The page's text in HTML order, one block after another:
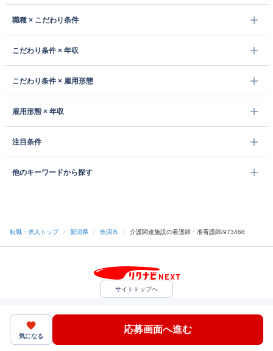
職種 × こだわり条件
こだわり条件 × 年収
こだわり条件 × 雇用形態
雇用形態 × 年収
注目条件
他のキーワードから探す
転職・求人トップ / 新潟県 / 魚沼市 / 介護関連施設の看護師・准看護師/973468
気になる
応募画面へ進む
サイトトップへ
中途採用をご検討の企業様
ヘルプ・お問い合わせ
（C）Indeed Inc.